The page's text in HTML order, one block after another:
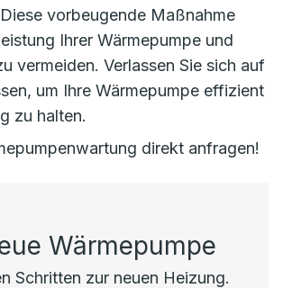
vorbeugende Maßnahme
Ihrer Wärmepumpe und
vermeiden. Verlassen Sie sich auf
um Ihre Wärmepumpe effizient
zu halten.
direkt anfragen!
Wärmepumpe
Schritten zur neuen Heizung.